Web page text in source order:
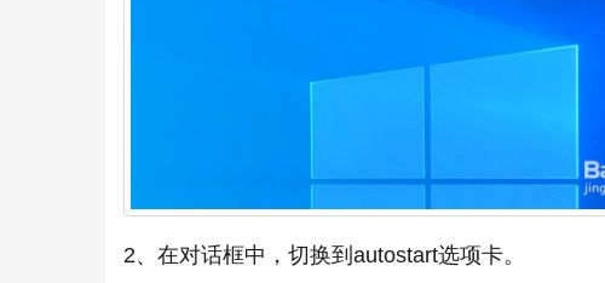
2、在对话框中，切换到autostart选项卡。